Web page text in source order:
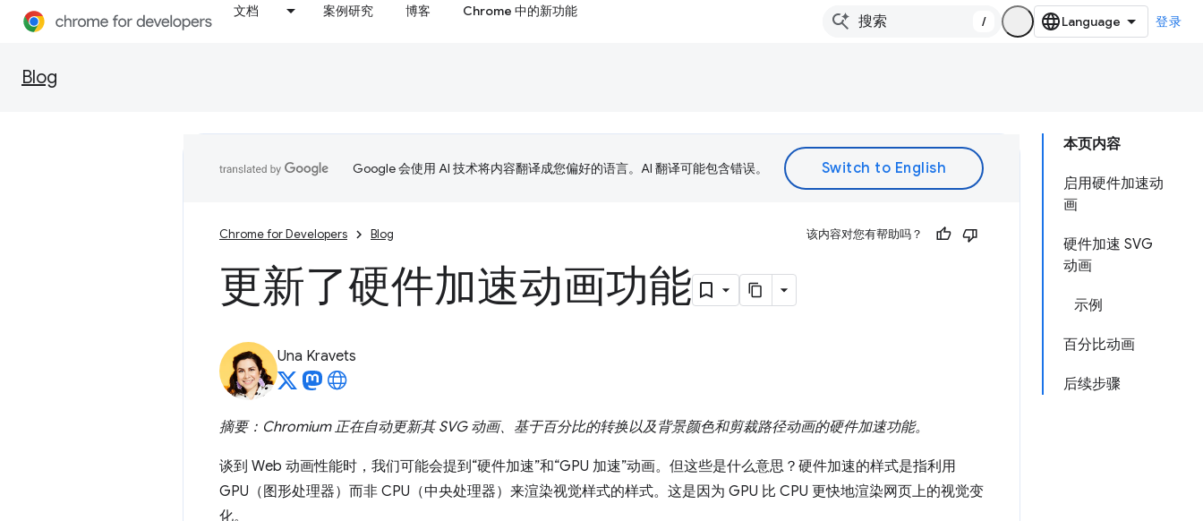
文档 案例研究 博客 Chrome 中的新功能
/ 登录
Blog
本页内容
启用硬件加速动
画
硬件加速 SVG
动画
示例
百分比动画
后续步骤
Google 会使用 AI 技术将内容翻译成您偏好的语言。AI 翻译可能包含错误。
Chrome for Developers Blog 该内容对您有帮助吗？
更新了硬件加速动画功能
Una Kravets
摘要：Chromium 正在自动更新其 SVG 动画、基于百分比的转换以及背景颜色和剪裁路径动画的硬件加速功能。
谈到 Web 动画性能时，我们可能会提到“硬件加速”和“GPU 加速”动画。但这些是什么意思？硬件加速的样式是指利用
GPU（图形处理器）而非 CPU（中央处理器）来渲染视觉样式的样式。这是因为 GPU 比 CPU 更快地渲染网页上的视觉变
化。